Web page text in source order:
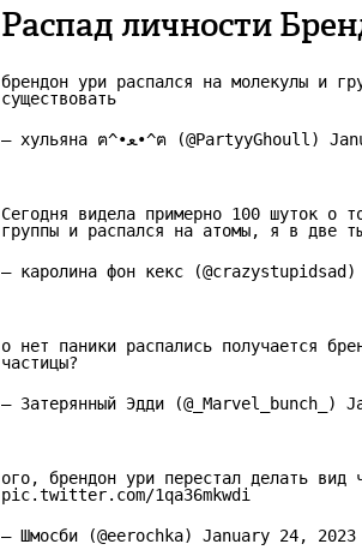
Распад личности
брендон ури распался на молекулы и
существовать
— хульяна ฅ^•ﻌ•^ฅ (@PartyyGhoull)
Сегодня видела примерно 100 шуток о
группы и распался на атомы, я в две
— каролина фон кекс (@crazystupidsad)
о нет паники распались получается
частицы?
— Затерянный Эдди (@_Marvel_bunch_)
ого, брендон ури перестал делать
pic.twitter.com/1qa36mkwdi
— Шмосби (@eerochka) January 24, 2023